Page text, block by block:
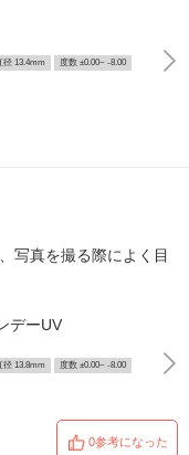
径 13.4mm 度数 ±0.00~ -8.00
写真を撮る際によく目
デーUV
径 13.8mm 度数 ±0.00~ -8.00
0参考になった